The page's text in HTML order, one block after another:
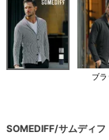
ブラ
SOMEDIFF/サムディフ